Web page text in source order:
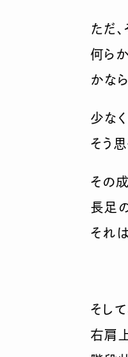
ただ
何ら
かな
少な
そう思
その
長足
それ
そし
右肩